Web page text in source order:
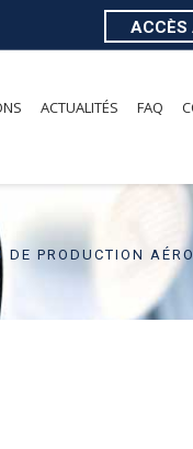
ACCÈS
ACTUALITÉS FAQ
PRODUCTION